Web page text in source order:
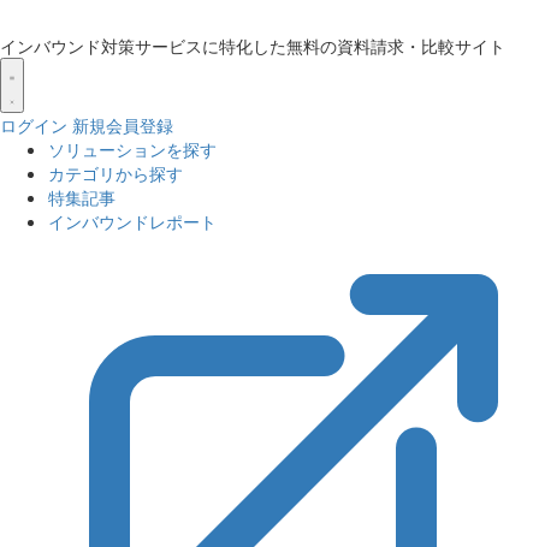
インバウンド対策サービスに特化した無料の資料請求・比較サイト
ログイン 新規会員登録
ソリューションを探す
カテゴリから探す
特集記事
インバウンドレポート